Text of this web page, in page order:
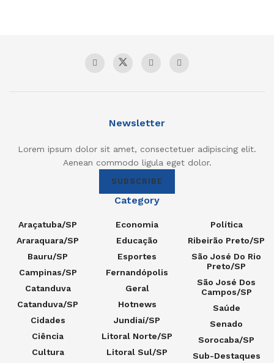
Newsletter
Lorem ipsum dolor sit amet, consectetuer adipiscing elit.
Aenean commodo ligula eget dolor.
SUBSCRIBE
Category
Araçatuba/SP
Araraquara/SP
Bauru/SP
Campinas/SP
Catanduva
Catanduva/SP
Cidades
Ciência
Cultura
Economia
Educação
Esportes
Fernandópolis
Geral
Hotnews
Jundiaí/SP
Litoral Norte/SP
Litoral Sul/SP
Política
Ribeirão Preto/SP
São José Do Rio
Preto/SP
São José Dos
Campos/SP
Saúde
Senado
Sorocaba/SP
Sub-Destaques